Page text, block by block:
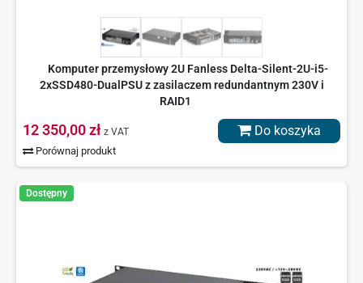
Komputer przemysłowy 2U Fanless Delta-Silent-2U-i5-
2xSSD480-DualPSU z zasilaczem redundantnym 230V i
RAID1
12 350,00 zł z VAT
Porównaj produkt
Do koszyka
Dostępny